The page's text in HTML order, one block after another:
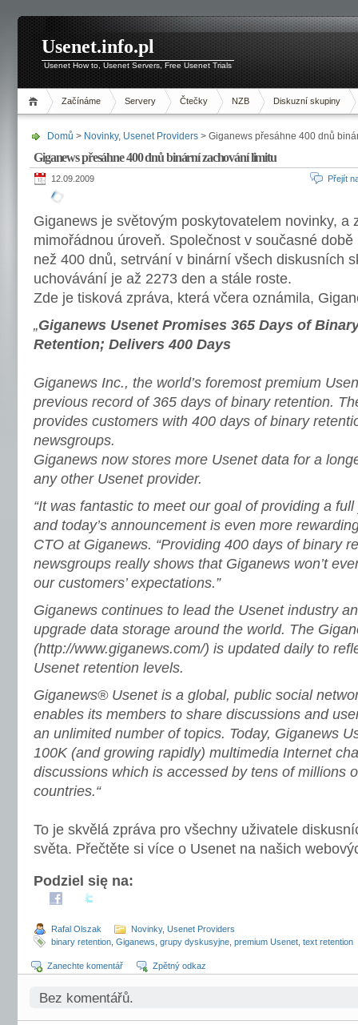
Usenet.info.pl
Usenet How to, Usenet Servers, Free Usenet Trials
Začínáme Servery Čtečky NZB Diskuzní skupiny
Domů > Novinky, Usenet Providers > Giganews přesáhne 400 dnů
Giganews přesáhne 400 dnů binární zachování limitu
12.09.2009 Přejít
Giganews je světovým poskytovatelem novinky, a
mimořádnou úroveň. Společnost v současné
než 400 dnů, setrvání v binární všech diskusních
uchovávání je až 2273 den a stále roste.
Zde je tisková zpráva, která včera oznámila,
„Giganews Usenet Promises 365 Days of
Retention; Delivers 400 Days
Giganews Inc., the world’s foremost premium
previous record of 365 days of binary retention.
provides customers with 400 days of binary
newsgroups.
Giganews now stores more Usenet data for a
any other Usenet provider.
“It was fantastic to meet our goal of providing a
and today’s announcement is even more
CTO at Giganews. “Providing 400 days of binary
newsgroups really shows that Giganews won’t
our customers’ expectations.”
Giganews continues to lead the Usenet industry
upgrade data storage around the world. The
(http://www.giganews.com/) is updated daily to
Usenet retention levels.
Giganews® Usenet is a global, public social
enables its members to share discussions and
an unlimited number of topics. Today, Giganews
100K (and growing rapidly) multimedia Internet
discussions which is accessed by tens of millions
countries.“
To je skvělá zpráva pro všechny uživatele
světa. Přečtěte si více o Usenet na našich
Podziel się na:
Rafal Olszak Novinky, Usenet Providers
binary retention Giganews grupy dyskusyjne premium Usenet text retention
Zanechte komentář Zpětný odkaz
Bez komentářů.